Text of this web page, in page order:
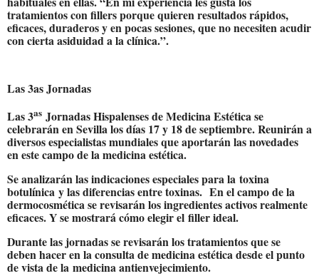
tratamientos con fillers porque quieren resultados rápidos,
eficaces, duraderos y en pocas sesiones, que no necesiten acudir
con cierta asiduidad a la clínica.”.
Las 3as Jornadas
Las 3as Jornadas Hispalenses de Medicina Estética se
celebrarán en Sevilla los días 17 y 18 de septiembre. Reunirán a
diversos especialistas mundiales que aportarán las novedades
en este campo de la medicina estética.
Se analizarán las indicaciones especiales para la toxina
botulínica y las diferencias entre toxinas. En el campo de la
dermocosmética se revisarán los ingredientes activos realmente
eficaces. Y se mostrará cómo elegir el filler ideal.
Durante las jornadas se revisarán los tratamientos que se
deben hacer en la consulta de medicina estética desde el punto
de vista de la medicina antienvejecimiento.